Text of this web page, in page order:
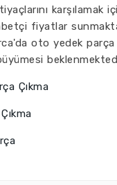
karşılamak
fiyatlar
oto yedek
Çıkma